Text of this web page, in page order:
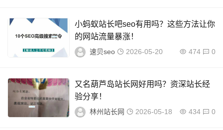
小蚂蚁站长吧seo有用吗？这些方法让你
的网站流量暴涨！
速贝seo 2026-05-20 474 0
又名葫芦岛站长网好用吗？资深站长经
验分享！
林州站长网 2026-05-18 434 0